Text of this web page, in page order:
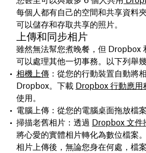
每個人都有自己的空間和共享資料
可以儲存和存取共享的照片。
上傳和同步相片
雖然無法幫您煮晚餐，但 Dropbox
可以處理其他一切事務。以下列舉
相機上傳 ： 從您的行動裝置自動將
Dropbox。下載 Dropbox 行動應用
使用。
電腦上傳： 從您的電腦桌面拖放檔
掃描老舊相片： 透過 Dropbox 文件
將心愛的實體相片轉化為數位檔案。
相片上傳後，無論您身在何處，檔